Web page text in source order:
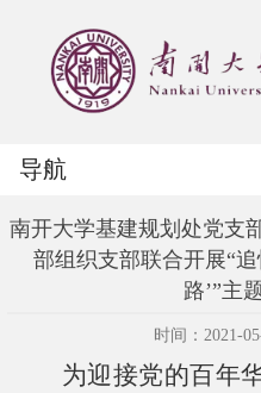
导航
南开大学基建规划处党支
部组织支部联合开展“
路’”主
时间：2021-
为迎接党的百年